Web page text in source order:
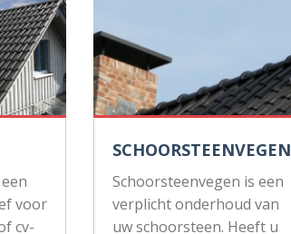
voor
cv-
SCHOORSTEENVEGEN
Schoorsteenvegen is een
verplicht onderhoud van
uw schoorsteen. Heeft u